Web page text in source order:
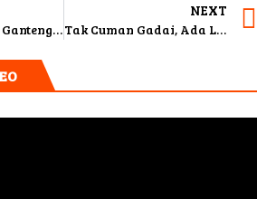
Lagu Mas Bahlil Ganteng Viral di Tiktok
NEXT
Tak Cuman Gadai, Ada Layanan Lain di Pegadaian